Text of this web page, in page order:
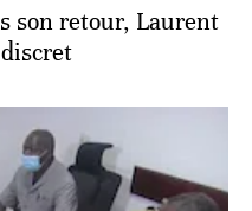
son retour, Laurent